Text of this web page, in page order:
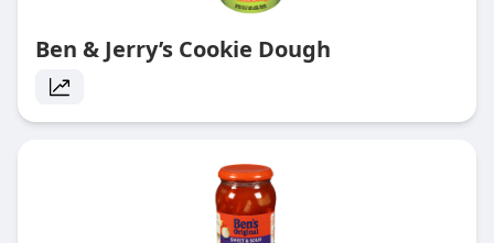
Ben & Jerry’s Cookie Dough